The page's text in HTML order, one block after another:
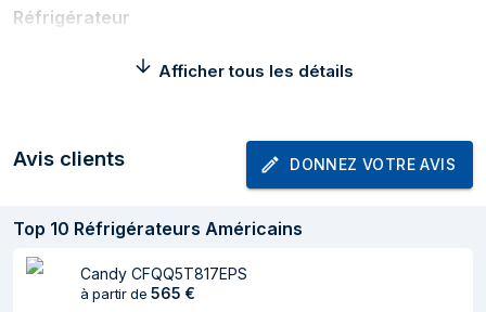
Réfrigérateur
Capacité nette du
376 L
(réfrigérateur)
réfrigérateur
Nombre de tiroirs à
légumes
2
Afficher tous les détails
Avis clients DONNEZ VOTRE AVIS
Top 10 Réfrigérateurs Américains
Candy CFQQ5T817EPS
à partir de 565 €